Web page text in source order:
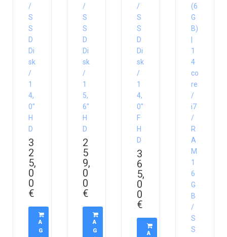
/
S
S
D
Di
sk
/
1
4,
0″
H
D
3
2
5,
0
0
€
A
G
/
S
S
D
Di
sk
/
1
5,
6″
H
D
2
5
9,
0
0
€
A
G
/
S
S
D
Di
sk
/
1
4,
0″
F
H
D
3
6
5,
0
0
€
A
(6
G
B)
1
4
co
re
/
i7
/
R
A
M
1
6
G
B
/
S
S